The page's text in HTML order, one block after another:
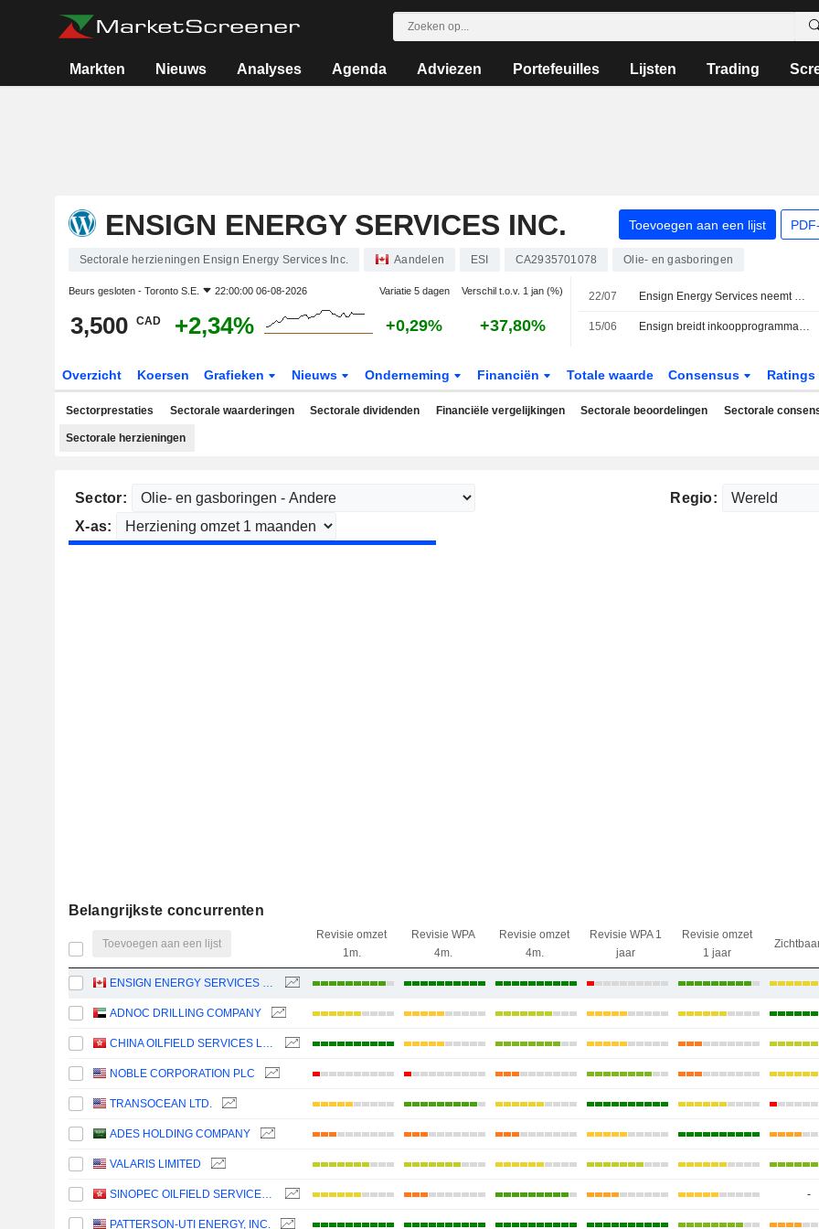
Markten Nieuws Analyses Agenda Adviezen Portefeuilles Lijsten Trading
ENSIGN ENERGY SERVICES INC. Toevoegen aan een lijst
Sectorale herzieningen Ensign Energy Services Inc. Aandelen ESI CA2935701078 Olie- en gasboringen
Beurs gesloten - Toronto S.E. 22:00:00 06-08-2026 Variatie 5 dagen Verschil t.o.v. 1 jan (%)
3,500 CAD +2,34% +0,29% +37,80%
22/07 Ensign Energy Services neemt Citadel Drilling over voor 65 miljoen dollar
15/06 Ensign breidt inkoopprogramma van eigen aandelen uit
Overzicht Koersen Grafieken Nieuws Onderneming Financiën Totale waarde Consensus Ratings
Sectorprestaties Sectorale waarderingen Sectorale dividenden Financiële vergelijkingen Sectorale beoordelingen Sectorale
Sectorale herzieningen
Sector:
Regio:
X-as:
Belangrijkste concurrenten
Toevoegen aan een lijst
Revisie omzet
1m.
Revisie WPA
4m.
Revisie omzet
4m.
Revisie WPA 1
jaar
Revisie omzet
1 jaar
ENSIGN ENERGY SERVICES INC.
ADNOC DRILLING COMPANY
CHINA OILFIELD SERVICES LIMITED
NOBLE CORPORATION PLC
TRANSOCEAN LTD.
ADES HOLDING COMPANY
VALARIS LIMITED
SINOPEC OILFIELD SERVICE CORPORATION -
PATTERSON-UTI ENERGY, INC.